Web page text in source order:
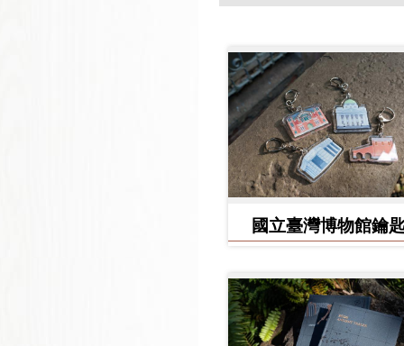
國立臺灣博物館鑰